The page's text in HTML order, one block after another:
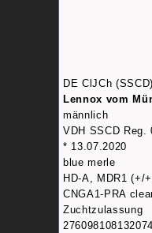
DE ClJCh (SSCD)
Lennox vom
männlich
VDH SSCD Reg.
* 13.07.2020
blue merle
HD-A, MDR1 (+/
CNGA1-PRA
Zuchtzulassung
276098108132074